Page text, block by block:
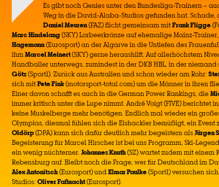
Es gibt noch Genies unter den Bundesliga-Trainern –
Weg in die David-Alaba-Studios gefunden hat. Schade,
Daniel Meuren(FAZ) flicht gemeinsam mitFrank Fligge
Marc Hindelang(SKY) Lorbeerkränze auf ehemalige Mainz-
Hagemann(Eurosport) an der Algarve in die Untiefen des
ihmMarcel Meinert(SKY) gerne heraushilft. Auf allerhöchstem
Handballer unterwegs, zumindest in der DKB HBL, in der niemand
Götz(Sport1). Zurück aus Australien und schon wieder am Rohr:
sich mitPete Fink(motorsport-total.com) um die Männer in ihren
Einer davon schafft es auch in die German Power Rankings, die
immer kritisch unter die Lupe nimmt. André Voigt (FIVE) berichtet
keine Muskelberge mehr benötigen. Endlich mal wieder ein
Olympias, diesmal fühlen sich die Eishackler bemüßigt, ein Event
Oldörp(DPA) kann sich dafür deutlich mehr begeistern alsJürgen
Begeisterung für Marcel Hirscher ist bei uns Programm, Ski-
ein wenig nüchterner.Johannes Knuth(SZ) wartet zudem mit einem
Rebensburg auf. Bleibt noch die Frage, wer für Deutschland im
Alex Antonitsch(Eurosport) undElmar Paulke(Sport1) versuchen
Studios:Oliver Faßnacht(Eurosport).